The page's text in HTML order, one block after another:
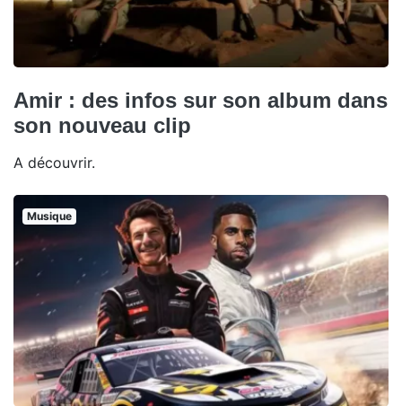
Amir : des infos sur son album dans
son nouveau clip
A découvrir.
Musique